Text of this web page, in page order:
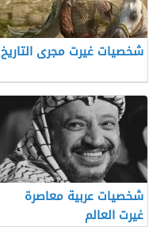
شخصيات غيرت مجرى التاريخ
شخصيات عربية معاصرة
غيرت العالم